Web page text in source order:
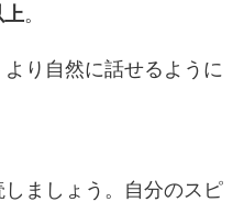
。
り自然に話せるように
ましょう。自分のスピ